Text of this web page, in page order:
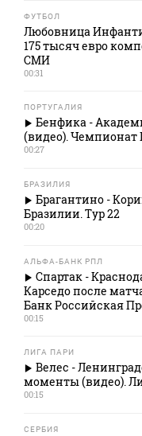
ФУТБОЛ
Любовница
175 тысяч евро
СМИ
00:31
ПОРТУГАЛИЯ
Бенфика -
(видео). Чемпионат
00:27
БРАЗИЛИЯ
Брагантино -
Бразилии. Тур 22
00:20
АЛЬФА-БАНК РПЛ
Спартак -
Карседо после
Банк Российская
00:15
ЛИГА ПАРИ
Велес -
моменты (видео).
00:15
СЕРБИЯ